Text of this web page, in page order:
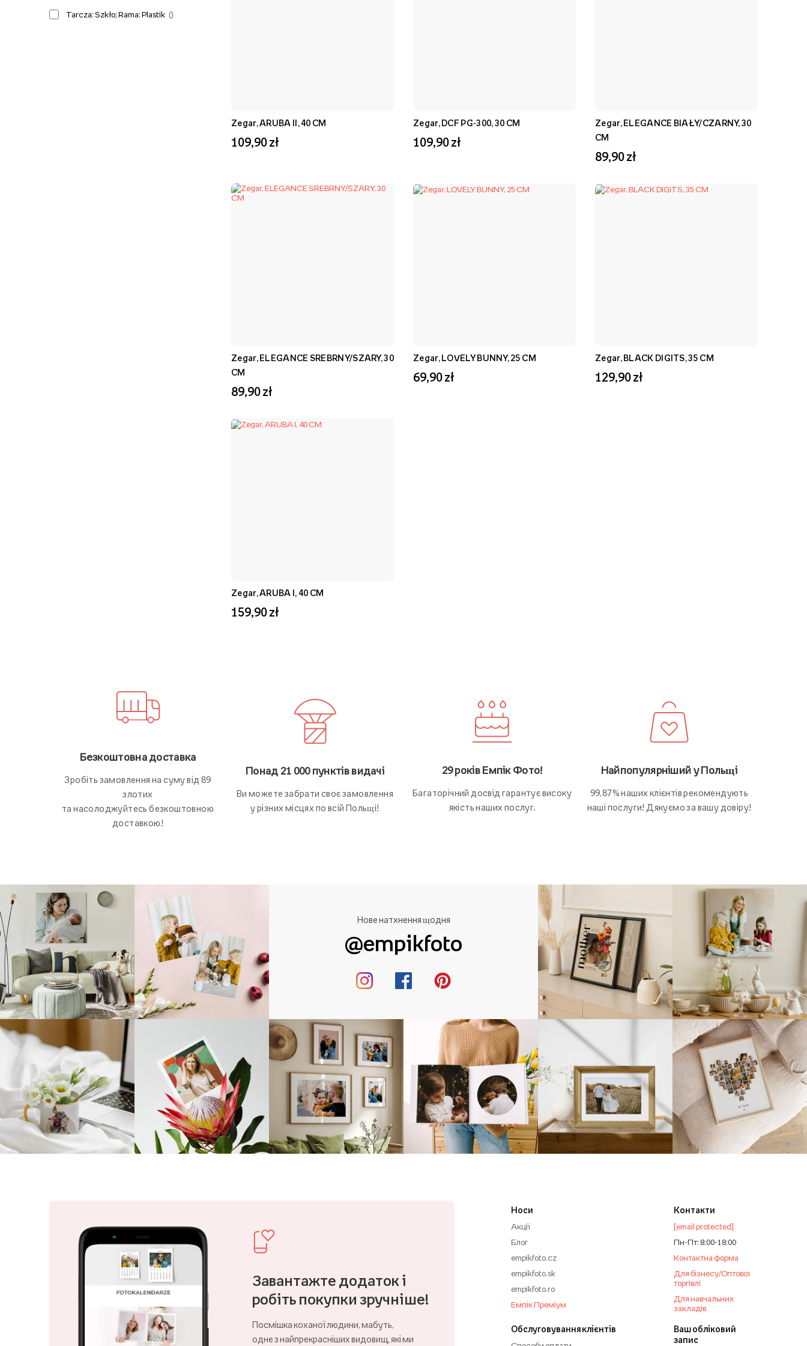
Tarcza: Szkło; Rama: Plastik ()
Zegar, ARUBA II, 40 CM
109,90 zł
Zegar, DCF PG-300, 30 CM
109,90 zł
Zegar, ELEGANCE BIAŁY/CZARNY, 30
CM
89,90 zł
Zegar, ELEGANCE SREBRNY/SZARY, 30
CM
89,90 zł
Zegar, LOVELY BUNNY, 25 CM
69,90 zł
Zegar, BLACK DIGITS, 35 CM
129,90 zł
Zegar, ARUBA I, 40 CM
159,90 zł
Безкоштовна доставка
Зробіть замовлення на суму від 89
злотих
та насолоджуйтесь безкоштовною
доставкою!
Понад 21 000 пунктів видачі
Ви можете забрати своє замовлення
у різних місцях по всій Польщі!
29 років Емпік Фото!
Багаторічний досвід гарантує високу
якість наших послуг.
Найпопулярніший у Польщі
99,87% наших клієнтів рекомендують
наші послуги! Дякуємо за вашу довіру!
Нове натхнення щодня
@empikfoto
Завантажте додаток і
робіть покупки зручніше!
Посмішка коханої людини, мабуть,
одне з найпрекрасніших видовищ, які ми
Носи
Акції
Блог
empikfoto.cz
empikfoto.sk
empikfoto.ro
Емпік Преміум
Обслуговування клієнтів
Контакти
[email protected]
Пн-Пт: 8:00-18:00
Контактна форма
Для бізнесу/Оптової
торгівлі
Для навчальних
закладів
Ваш обліковий
запис